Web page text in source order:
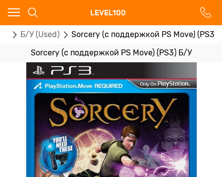
LEVEL100
Б/У (Used) Sorcery (с поддержкой PS Move) (PS3)
Sorcery (с поддержкой PS Move) (PS3) Б/У
Ваш город - Москва,
угадали?
ДА НЕТ